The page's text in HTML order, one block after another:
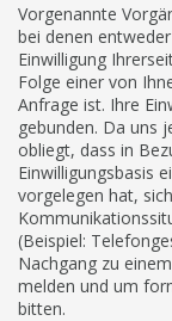
Vorgenannte
bei denen
Einwilligung
Folge einer von
Anfrage ist. Ihre
gebunden. Da uns
obliegt, dass in
Einwilligungsbasis
vorgelegen hat,
(Beispiel:
Nachgang zu
melden und um
bitten.